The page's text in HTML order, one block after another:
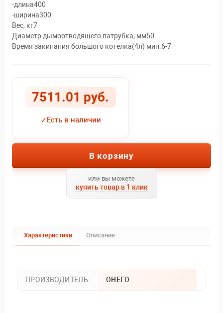
-длина400
-ширина300
Вес, кг7
Диаметр дымоотводящего патрубка, мм50
Время закипания большого котелка(4л) мин.6-7
7511.01 руб.
✓Есть в наличии
В корзину
или вы можете
купить товар в 1 клик
Характеристики Описание
ПРОИЗВОДИТЕЛЬ: ОНЕГО